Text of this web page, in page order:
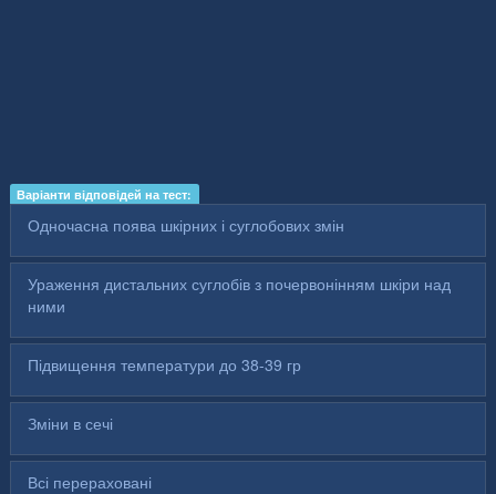
Варіанти відповідей на тест:
Одночасна поява шкірних і суглобових змін
Ураження дистальних суглобів з почервонінням шкіри над
ними
Підвищення температури до 38-39 гр
Зміни в сечі
Всі перераховані